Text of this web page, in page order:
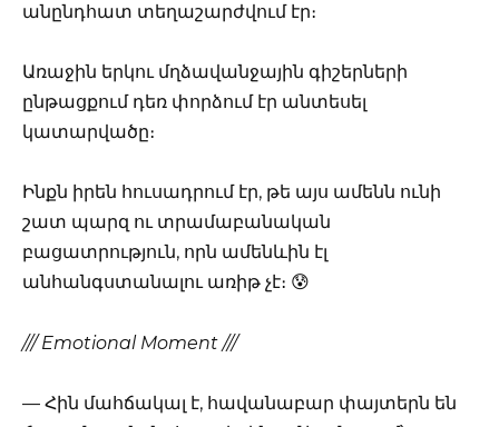
անընդհատ տեղաշարժվում էր։
Առաջին երկու մղձավանջային գիշերների
ընթացքում դեռ փորձում էր անտեսել
կատարվածը։
Ինքն իրեն հուսադրում էր, թե այս ամենն ունի
շատ պարզ ու տրամաբանական
բացատրություն, որն ամենևին էլ
անհանգստանալու առիթ չէ։ 😰
/// Emotional Moment ///
— Հին մահճակալ է, հավանաբար փայտերն են